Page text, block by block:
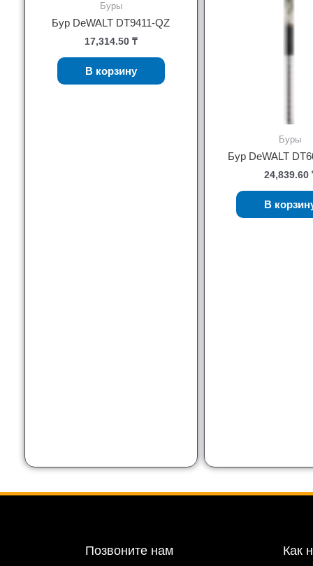
Буры
Бур DeWALT DT9411-QZ
17,314.50₸
В корзину
Буры
Бур DeWALT
24,839.60
В
Позвоните нам Как